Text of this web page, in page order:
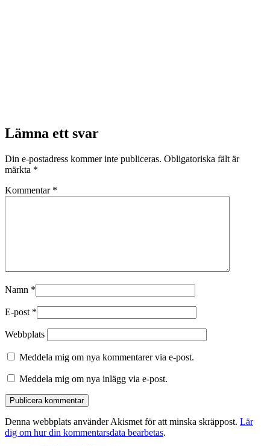
Lämna ett svar
Din e-postadress kommer inte publiceras. Obligatoriska fält är
märkta *
Kommentar *
Namn *
E-post *
Webbplats
Meddela mig om nya kommentarer via e-post.
Meddela mig om nya inlägg via e-post.
Denna webbplats använder Akismet för att minska skräppost. Lär
dig om hur din kommentarsdata bearbetas.